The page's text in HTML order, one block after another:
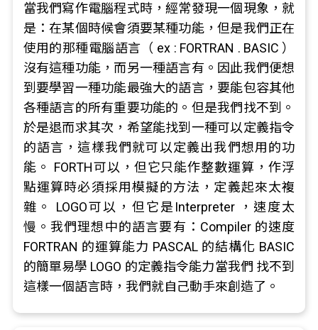
當我們寫作電腦程式時，經常發現一個現象，就
是：在某個時候會須要某種功能，但是我們正在
使用的那種電腦語言（ ex : FORTRAN . BASIC ）
沒有這種功能，而另一種語言有。因此我們便想
到要學習一種功能最強大的語言，要能包容其他
各種語言的所有重要功能的。但是我們找不到。
於是退而求其次，希望能找到一種可以定義指令
的語言，這樣我們就可以定義出我們想用的功
能。 FORTH可以，但它只能作整數運算，作浮
點運算時必須採用模擬的方法，定義起來太複
雜。 LOGO可以，但它是Interpreter ，速度太
慢。我們理想中的語言要有：Compiler 的速度
FORTRAN 的運算能力 PASCAL 的結構化 BASIC
的簡單易學 LOGO 的定義指令能力當我們 找不到
這樣一個語言時，我們就自己動手來創造了。